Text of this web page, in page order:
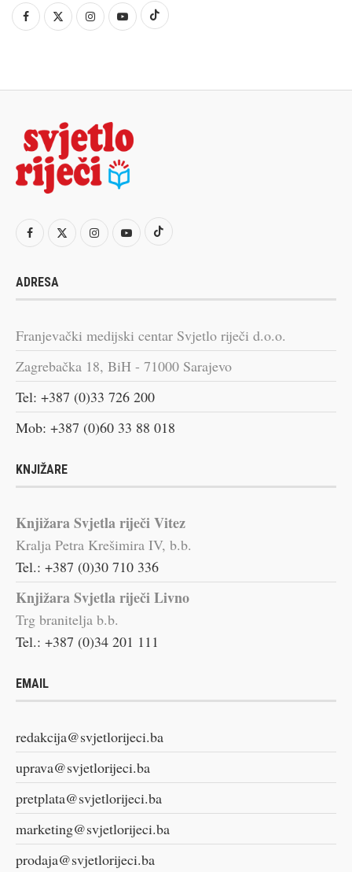
ADRESA
Franjevački medijski centar Svjetlo riječi d.o.o.
Zagrebačka 18, BiH - 71000 Sarajevo
Tel: +387 (0)33 726 200
Mob: +387 (0)60 33 88 018
KNJIŽARE
Knjižara Svjetla riječi Vitez
Kralja Petra Krešimira IV, b.b.
Tel.: +387 (0)30 710 336
Knjižara Svjetla riječi Livno
Trg branitelja b.b.
Tel.: +387 (0)34 201 111
EMAIL
redakcija@svjetlorijeci.ba
uprava@svjetlorijeci.ba
pretplata@svjetlorijeci.ba
marketing@svjetlorijeci.ba
prodaja@svjetlorijeci.ba